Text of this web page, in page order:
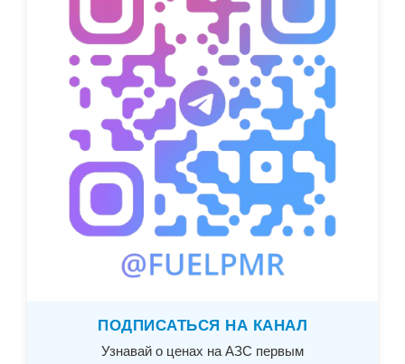
ПОДПИСАТЬСЯ НА КАНАЛ
Узнавай о ценах на АЗС первым